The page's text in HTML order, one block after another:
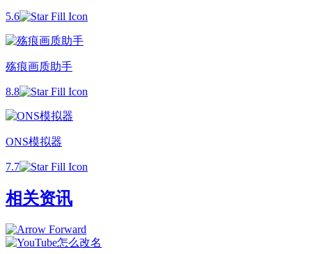
5.6
殇痕画质助手
8.8
ONS模拟器
7.7
相关资讯